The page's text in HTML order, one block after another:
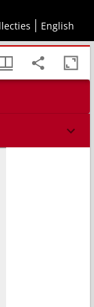
English
geheel capittel